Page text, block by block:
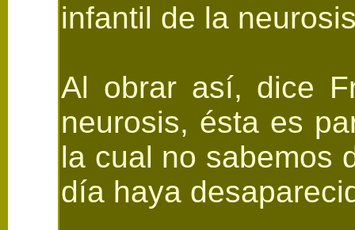
infantil de la
Al obrar así, dice
neurosis, ésta es
la cual no sabemos
día haya